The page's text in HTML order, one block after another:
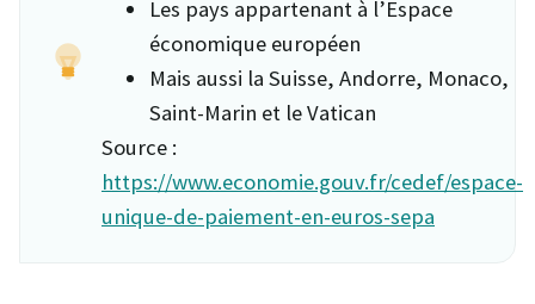
Les pays appartenant à l’Espace
économique européen
Mais aussi la Suisse, Andorre, Monaco,
Saint-Marin et le Vatican
Source :
https://www.economie.gouv.fr/cedef/espace-
unique-de-paiement-en-euros-sepa